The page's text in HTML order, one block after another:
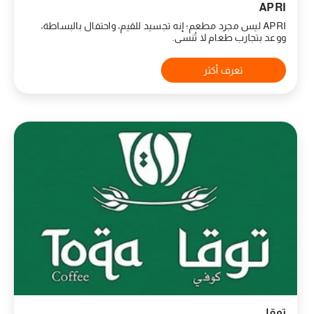
APRI
APRI ليس مجرد مطعم؛ إنه تجسيد للقيم، واحتفال بالبساطة،
ووعد بتجارب طعام لا تُنسى.
تعرف أكثر